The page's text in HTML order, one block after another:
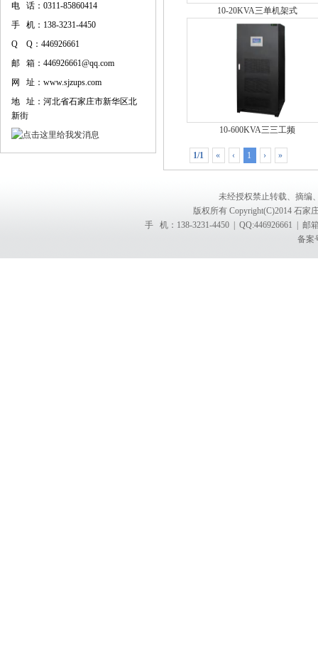
电 话：0311-85860414
手 机：138-3231-4450
Q Q：446926661
邮 箱：446926661@qq.com
网 址：www.sjzups.com
地 址：河北省石家庄市新华区北
新街
10-20KVA三单机架式
10-600KVA三三工频
1/1 « ‹ 1 › »
未经授权禁止转载、摘编
版权所有 Copyright(C)2014 石
手 机：138-3231-4450 | QQ:446926661 | 邮
备案